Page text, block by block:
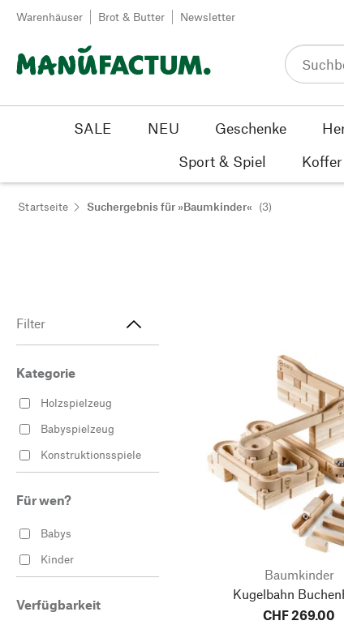
Zum Inhalt springen
Warenhäuser Brot & Butter Newsletter
SALE NEU Geschenke
Sport & Spiel
Startseite Suchergebnis für »Baumkinder« (3)
Filter
Kategorie
Holzspielzeug
Babyspielzeug
Konstruktionsspiele
Für wen?
Babys
Kinder
Verfügbarkeit
Baumkinder
Kugelbahn
CHF 269.00